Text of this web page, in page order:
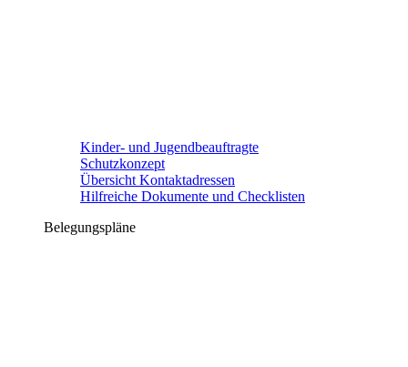
Kinder- und Jugendbeauftragte
Schutzkonzept
Übersicht Kontaktadressen
Hilfreiche Dokumente und Checklisten
Belegungspläne